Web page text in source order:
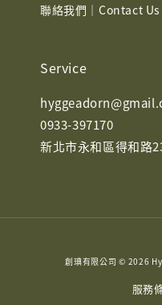
聯絡我們｜Contact Us
Service
0933-397170
新北市永和區得和路
創琠有限公司 © 2026
服務